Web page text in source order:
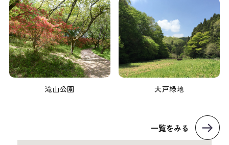
滝山公園 大戸緑地
一覧をみる